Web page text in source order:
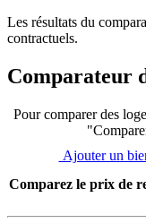
Les résultats du
contractuels.
Comparateur
Pour comparer des
Ajouter un
Comparez le prix de